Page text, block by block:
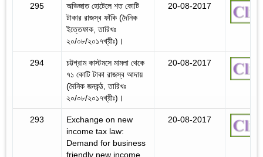
295
অভিজাত হোটেলে শত কোটি
টাকার রাজস্ব ফাঁকি (দৈনিক
ইত্তেফাক, তারিখঃ
২০/০৮/২০১৭খ্রীঃ)।
20-08-2017
294
চট্টগ্রাম কাস্টমসে মামলা থেকে
৭১ কোটি টাকা রাজস্ব আদায়
(দৈনিক জনকন্ঠ, তারিখঃ
২০/০৮/২০১৭খ্রীঃ)।
20-08-2017
293
Exchange on new
income tax law:
Demand for business
friendly new income
20-08-2017